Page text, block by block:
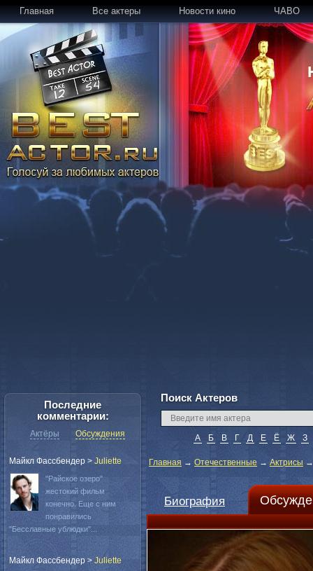
Главная Все актеры Новости кино ЧАВО
Поиск Актеров
А Б В Г Д Е Ё Ж З
Главная → Отечественные → Актрисы
Биография
Последние
комментарии:
Актёры Обсуждения
Майкл Фассбендер > Juliette
"Райское озеро"
жестокий фильм
конечно. Еще с ним
понравились
"Бесславные ублюдки"...
Майкл Фассбендер > Juliette